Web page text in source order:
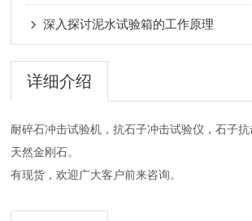
深入探讨泥水试验箱的工作原理
详细介绍
耐碎石冲击试验机，抗石子冲击试验仪，石子
天然金刚石。
有现货，欢迎广大客户前来咨询。